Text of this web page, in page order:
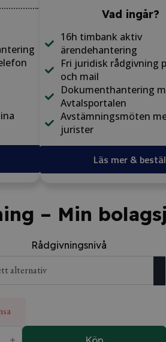
Vad ingår?
16h timbank aktiv
ärendehantering
Fri juridisk rådgivning
och mail​
Dokumenthantering
Avtalsportalen
Avstämningsmöten
jurister​
Läs mer &
– Min
Rådgivningsnivå